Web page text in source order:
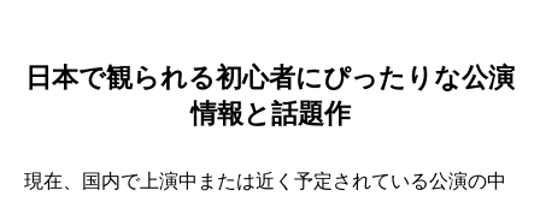
日本で観られる初心者にぴったりな公演
情報と話題作
現在、国内で上演中または近く予定されている公演の中